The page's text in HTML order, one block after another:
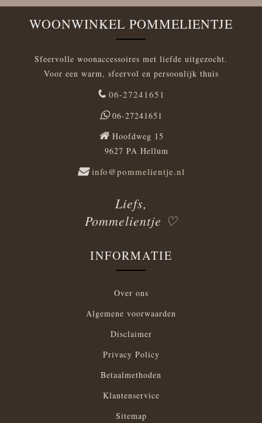
WOONWINKEL POMMELIENTJE
Sfeervolle woonaccessoires met liefde uitgezocht.
Voor een warm, sfeervol en persoonlijk thuis
06-27241651
06-27241651
Hoofdweg 15
9627 PA Hellum
info@pommelientje.nl
Liefs,
Pommelientje ♡
INFORMATIE
Over ons
Algemene voorwaarden
Disclaimer
Privacy Policy
Betaalmethoden
Klantenservice
Sitemap